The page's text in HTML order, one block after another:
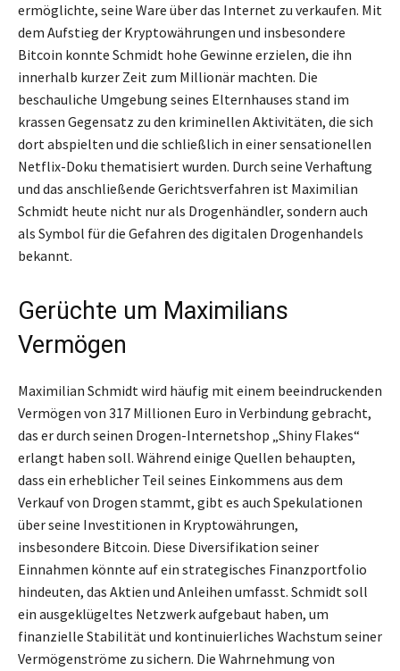
ermöglichte, seine Ware über das Internet zu verkaufen. Mit
dem Aufstieg der Kryptowährungen und insbesondere
Bitcoin konnte Schmidt hohe Gewinne erzielen, die ihn
innerhalb kurzer Zeit zum Millionär machten. Die
beschauliche Umgebung seines Elternhauses stand im
krassen Gegensatz zu den kriminellen Aktivitäten, die sich
dort abspielten und die schließlich in einer sensationellen
Netflix-Doku thematisiert wurden. Durch seine Verhaftung
und das anschließende Gerichtsverfahren ist Maximilian
Schmidt heute nicht nur als Drogenhändler, sondern auch
als Symbol für die Gefahren des digitalen Drogenhandels
bekannt.
Gerüchte um Maximilians
Vermögen
Maximilian Schmidt wird häufig mit einem beeindruckenden
Vermögen von 317 Millionen Euro in Verbindung gebracht,
das er durch seinen Drogen-Internetshop „Shiny Flakes“
erlangt haben soll. Während einige Quellen behaupten,
dass ein erheblicher Teil seines Einkommens aus dem
Verkauf von Drogen stammt, gibt es auch Spekulationen
über seine Investitionen in Kryptowährungen,
insbesondere Bitcoin. Diese Diversifikation seiner
Einnahmen könnte auf ein strategisches Finanzportfolio
hindeuten, das Aktien und Anleihen umfasst. Schmidt soll
ein ausgeklügeltes Netzwerk aufgebaut haben, um
finanzielle Stabilität und kontinuierliches Wachstum seiner
Vermögenströme zu sichern. Die Wahrnehmung von